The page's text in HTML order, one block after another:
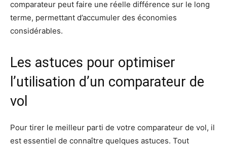
comparateur peut faire une réelle différence sur le long
terme, permettant d’accumuler des économies
considérables.
Les astuces pour optimiser
l’utilisation d’un comparateur de
vol
Pour tirer le meilleur parti de votre comparateur de vol, il
est essentiel de connaître quelques astuces. Tout